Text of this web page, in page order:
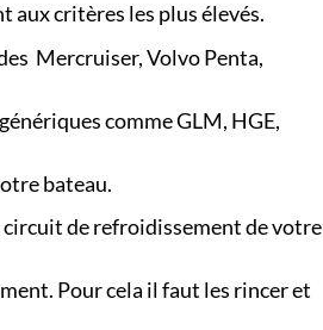
aux critères les plus élevés.
Mercruiser, Volvo Penta,
comme GLM, HGE,
bateau.
circuit de refroidissement de votre
Pour cela il faut les rincer et